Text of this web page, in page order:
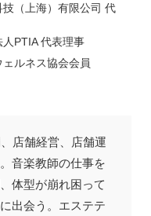
技（上海）有限公司 代
PTIA 代表理事
ェルネス協会会員
店舗経営、店舗運
音楽教師の仕事を
体型が崩れ困って
出会う。エステテ